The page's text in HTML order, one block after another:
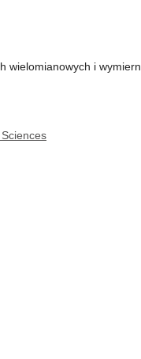
wielomianowych i